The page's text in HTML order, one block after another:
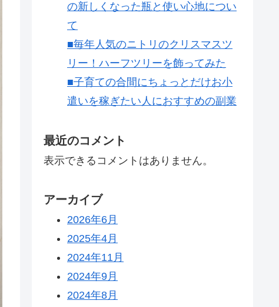
の新しくなった瓶と使い心地につい
て
■毎年人気のニトリのクリスマスツ
リー！ハーフツリーを飾ってみた
■子育ての合間にちょっとだけお小
遣いを稼ぎたい人におすすめの副業
最近のコメント
表示できるコメントはありません。
アーカイブ
2026年6月
2025年4月
2024年11月
2024年9月
2024年8月